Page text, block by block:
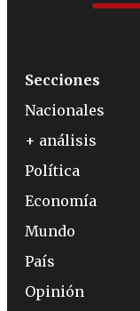
Secciones
Nacionales
+ análisis
Política
Economía
Mundo
País
Opinión